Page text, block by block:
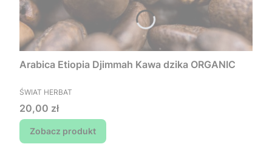
Arabica Etiopia Djimmah Kawa dzika ORGANIC
PRODUCENT
ŚWIAT HERBAT
Cena
20,00 zł
Zobacz produkt